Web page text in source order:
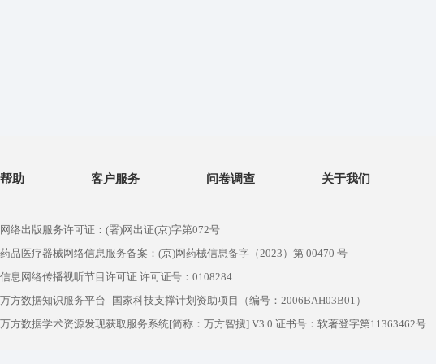
帮助 客户服务 问卷调查 关于我们
网络出版服务许可证：(署)网出证(京)字第072号
药品医疗器械网络信息服务备案：(京)网药械信息备字（2023）第 00470 号
信息网络传播视听节目许可证 许可证号：0108284
万方数据知识服务平台--国家科技支撑计划资助项目（编号：2006BAH03B01）
万方数据学术资源发现获取服务系统[简称：万方智搜] V3.0 证书号：软著登字第11363462号